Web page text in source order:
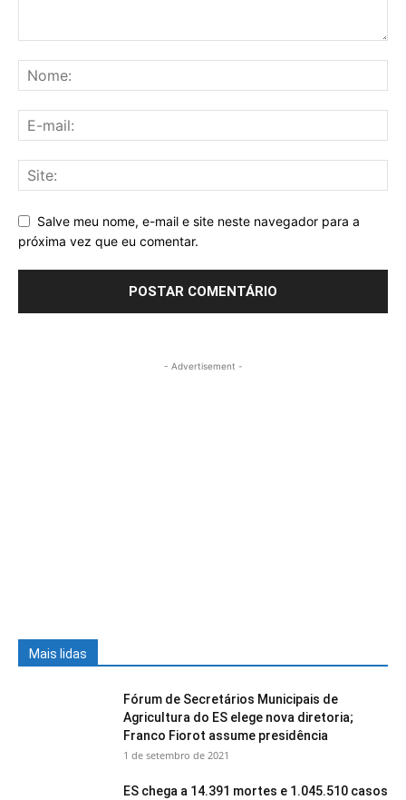
Salve meu nome, e-mail e site neste navegador para a
próxima vez que eu comentar.
- Advertisement -
Mais lidas
Fórum de Secretários Municipais de
Agricultura do ES elege nova diretoria;
Franco Fiorot assume presidência
1 de setembro de 2021
ES chega a 14.391 mortes e 1.045.510 casos